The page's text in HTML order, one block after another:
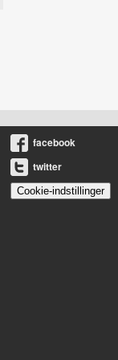
facebook
twitter
Cookie-indstillinger